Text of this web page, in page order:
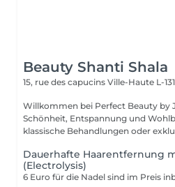
Beauty Shanti Shala
15, rue des capucins Ville-Haute L-
Willkommen bei Perfect Beauty by
Schönheit, Entspannung und Wohlbefinden!
klassische Behandlungen oder
Dauerhafte Haarentfernung
(Electrolysis)